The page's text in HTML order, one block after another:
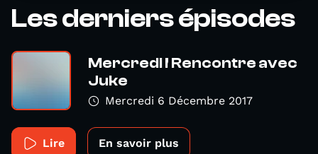
Les derniers épisodes
Mercredi ! Rencontre avec
Juke
Mercredi 6 Décembre 2017
Lire En savoir plus